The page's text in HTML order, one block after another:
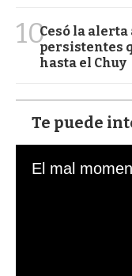
10Cesó la
persistentes
hasta el Chuy
Te puede